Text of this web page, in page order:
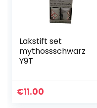
Lakstift set
mythossschwarz
Y9T
€11.00